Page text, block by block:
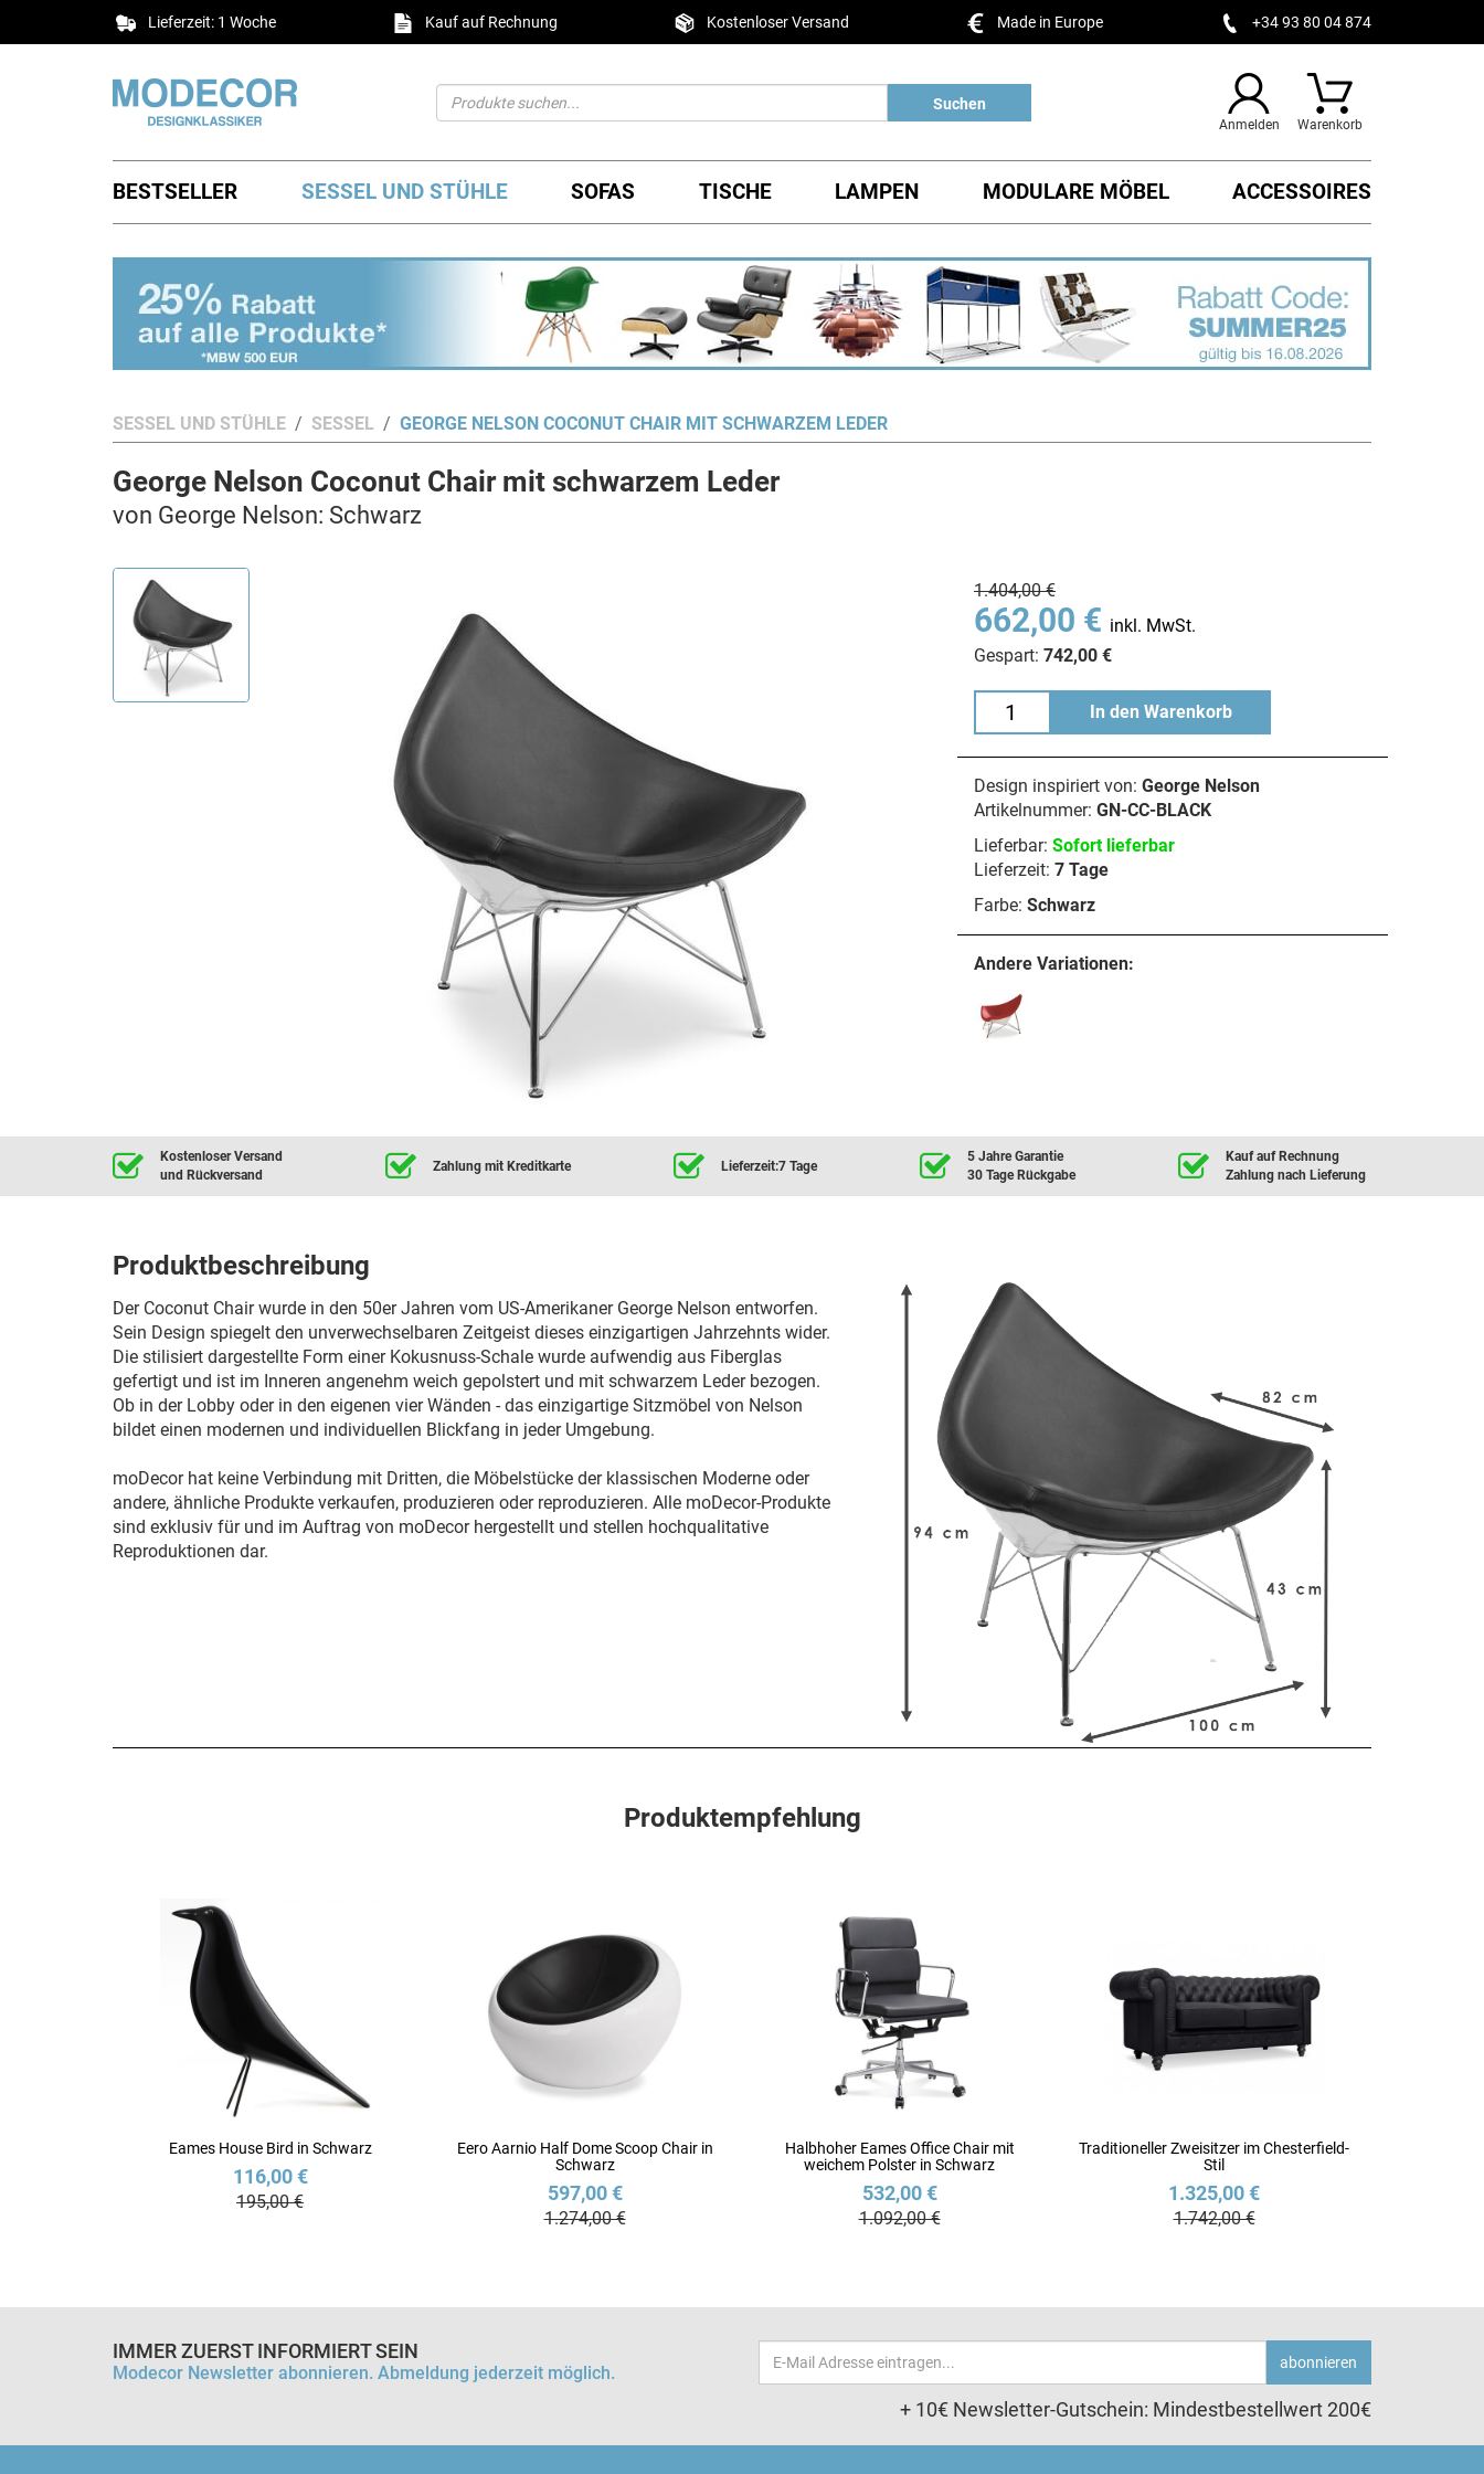
Lieferzeit: 1 Woche Kauf auf Rechnung Kostenloser Versand Made in Europe +34 93 80 04 874
Suchen
Anmelden Warenkorb
BESTSELLER SESSEL UND STÜHLE SOFAS TISCHE LAMPEN MODULARE MÖBEL ACCESSOIRES
SESSEL UND STÜHLE SESSEL GEORGE NELSON COCONUT CHAIR MIT SCHWARZEM LEDER
George Nelson Coconut Chair mit schwarzem Leder
von George Nelson: Schwarz
1.404,00 €
662,00 € inkl. MwSt.
Gespart: 742,00 €
In den Warenkorb
Design inspiriert von: George Nelson
Artikelnummer: GN-CC-BLACK
Lieferbar: Sofort lieferbar
Lieferzeit: 7 Tage
Farbe: Schwarz
Andere Variationen:
Kostenloser Versand
und Rückversand
Zahlung mit Kreditkarte Lieferzeit:7 Tage
5 Jahre Garantie
30 Tage Rückgabe
Kauf auf Rechnung
Zahlung nach Lieferung
Produktbeschreibung
Der Coconut Chair wurde in den 50er Jahren vom US-Amerikaner George Nelson entworfen.
Sein Design spiegelt den unverwechselbaren Zeitgeist dieses einzigartigen Jahrzehnts wider.
Die stilisiert dargestellte Form einer Kokusnuss-Schale wurde aufwendig aus Fiberglas
gefertigt und ist im Inneren angenehm weich gepolstert und mit schwarzem Leder bezogen.
Ob in der Lobby oder in den eigenen vier Wänden - das einzigartige Sitzmöbel von Nelson
bildet einen modernen und individuellen Blickfang in jeder Umgebung.
moDecor hat keine Verbindung mit Dritten, die Möbelstücke der klassischen Moderne oder
andere, ähnliche Produkte verkaufen, produzieren oder reproduzieren. Alle moDecor-Produkte
sind exklusiv für und im Auftrag von moDecor hergestellt und stellen hochqualitative
Reproduktionen dar.
Produktempfehlung
Eames House Bird in Schwarz
116,00 €
195,00 €
Eero Aarnio Half Dome Scoop Chair in
Schwarz
597,00 €
1.274,00 €
Halbhoher Eames Office Chair mit
weichem Polster in Schwarz
532,00 €
1.092,00 €
Traditioneller Zweisitzer im Chesterfield-
Stil
1.325,00 €
1.742,00 €
IMMER ZUERST INFORMIERT SEIN
Modecor Newsletter abonnieren. Abmeldung jederzeit möglich.
Email-
Adresse
abonnieren
+ 10€ Newsletter-Gutschein: Mindestbestellwert 200€